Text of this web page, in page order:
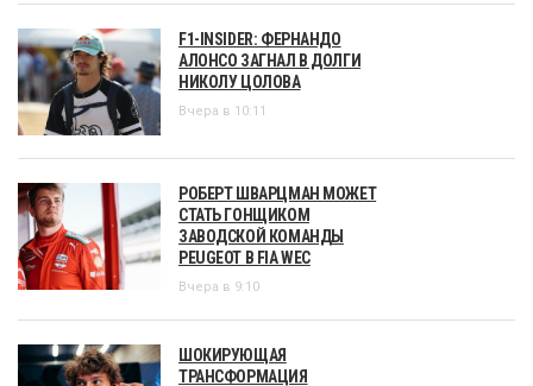
F1-INSIDER: ФЕРНАНДО
АЛОНСО ЗАГНАЛ В ДОЛГИ
НИКОЛУ ЦОЛОВА
Вчера в 10:11
РОБЕРТ ШВАРЦМАН МОЖЕТ
СТАТЬ ГОНЩИКОМ
ЗАВОДСКОЙ КОМАНДЫ
PEUGEOT В FIA WEC
Вчера в 9:10
ШОКИРУЮЩАЯ
ТРАНСФОРМАЦИЯ